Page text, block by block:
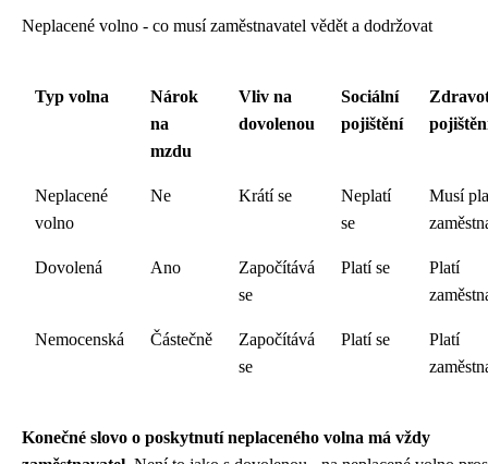
Neplacené volno - co musí zaměstnavatel vědět a dodržovat
Typ volna
Nárok
na
mzdu
Vliv na
dovolenou
Sociální
pojištění
Neplacené
volno
Ne Krátí se
Neplatí
se
Musí
Dovolená Ano
Započítává
se
Platí se
Platí
Nemocenská Částečně
Započítává
se
Platí se
Platí
Konečné slovo o poskytnutí neplaceného volna má vždy